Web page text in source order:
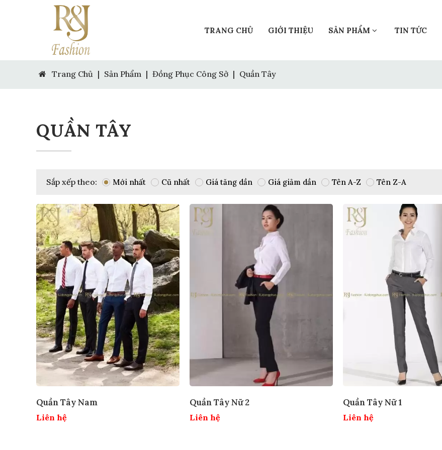
TRANG CHỦ GIỚI THIỆU SẢN PHẨM TIN TỨC
Trang Chủ | Sản Phẩm | Đồng Phục Công Sở | Quần Tây
QUẦN TÂY
Sắp xếp theo: Mới nhất Cũ nhất Giá tăng dần Giá giảm dần Tên A-Z Tên Z-A
Quần Tây Nam
Liên hệ
Quần Tây Nữ 2
Liên hệ
Quần Tây Nữ 1
Liên hệ